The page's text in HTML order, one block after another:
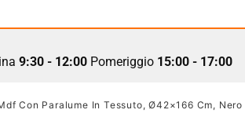
9:30 - 12:00Pomeriggio 15:00 - 17:00
Con Paralume In Tessuto, Ø42×166 Cm, Nero